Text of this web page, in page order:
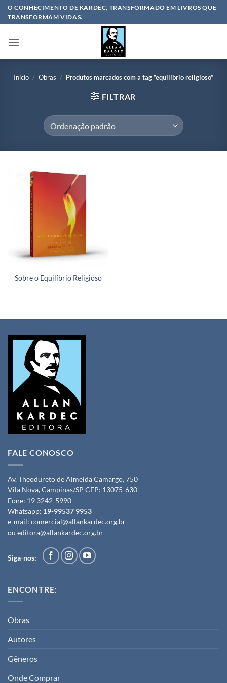
SkipO CONHECIMENTO DE KARDEC, TRANSFORMADO EM LIVROS QUE
TRANSFORMAM VIDAS.
Início / Obras / Produtos marcados com a tag “equilíbrio religioso”
FILTRAR
Sobre o Equilíbrio Religioso
FALE CONOSCO
Av. Theodureto de Almeida Camargo, 750
Vila Nova, Campinas/SP CEP: 13075-630
Fone: 19 3242-5990
Whatsapp: 19-99537 9953
e-mail: comercial@allankardec.org.br
ou editora@allankardec.org.br
Siga-nos:
ENCONTRE:
Obras
Autores
Gêneros
Onde Comprar